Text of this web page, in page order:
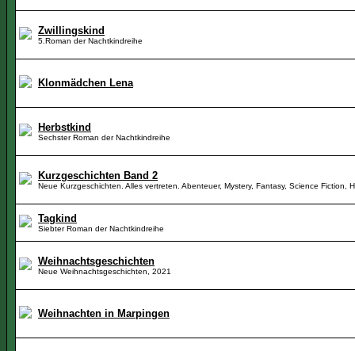
Zwillingskind
5.Roman der Nachtkindreihe
Klonmädchen Lena
Herbstkind
Sechster Roman der Nachtkindreihe
Kurzgeschichten Band 2
Neue Kurzgeschichten. Alles vertreten. Abenteuer, Mystery, Fantasy, Science Fiction,
Tagkind
Siebter Roman der Nachtkindreihe
Weihnachtsgeschichten
Neue Weihnachtsgeschichten, 2021
Weihnachten in Marpingen